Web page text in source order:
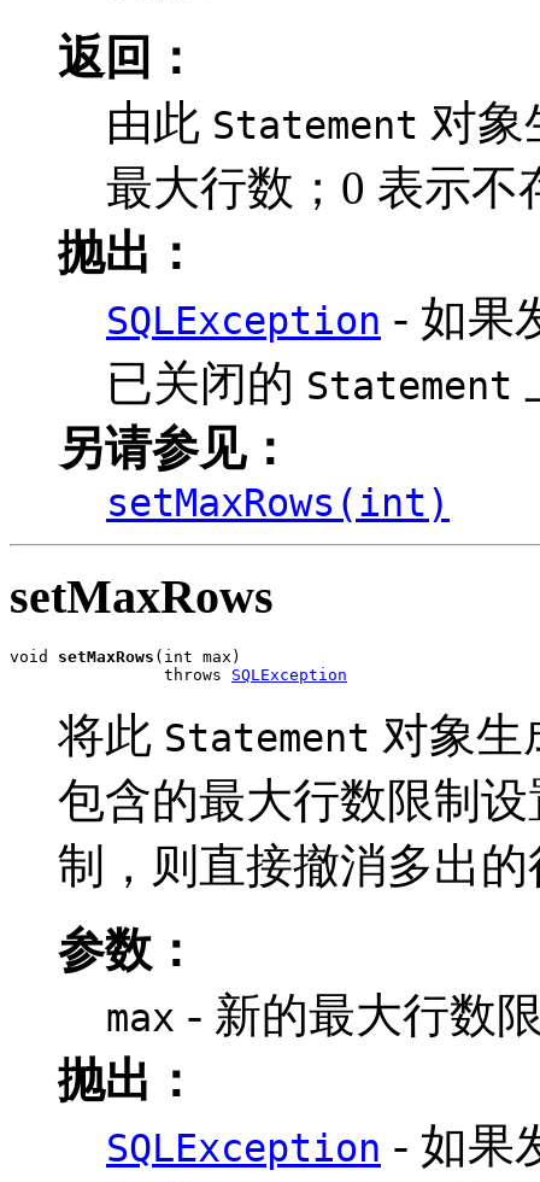
返回：
由此 Statement 对
最大行数；0 表示不
抛出：
SQLException - 如果
已关闭的 Statement
另请参见：
setMaxRows(int)
setMaxRows
void setMaxRows (int max)
                throws
SQLException
将此 Statement 对象
包含的最大行数限制
制，则直接撤消多出的
参数：
max - 新的最大行数
抛出：
SQLException - 如果